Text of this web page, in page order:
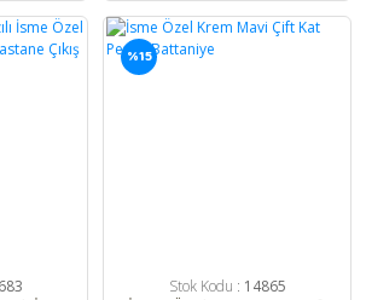
%15
Stok Kodu : 14865